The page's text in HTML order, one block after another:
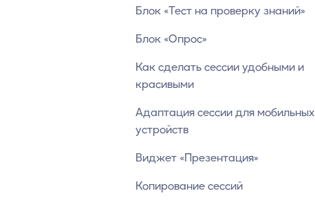
Блок «Тест на проверку знаний»
Блок «Опрос»
Как сделать сессии удобными и
красивыми
Адаптация сессии для мобильных
устройств
Виджет «Презентация»
Копирование сессий